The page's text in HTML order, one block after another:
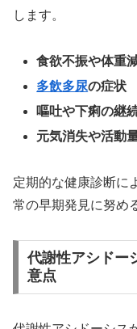
します。
食欲不振や体重
多飲多尿の症状
嘔吐や下痢の継
元気消失や活動
定期的な健康診断に
常の早期発見に努め
代謝性アシドー
意点